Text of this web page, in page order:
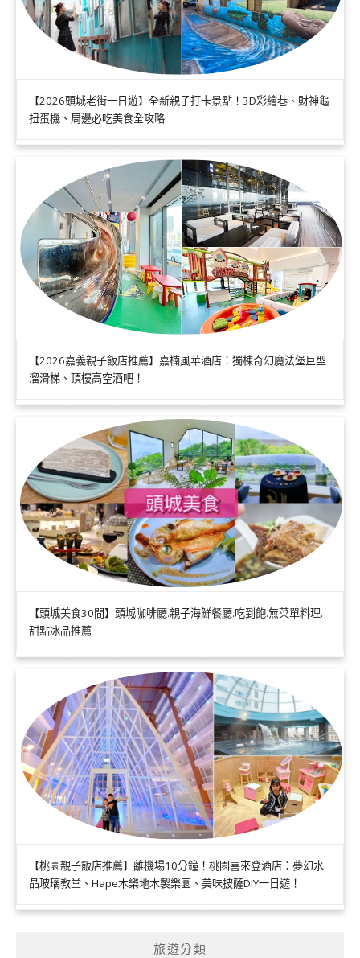
【2026頭城老街一日遊】全新親子打卡景點！3D彩繪巷、財神龜
扭蛋機、周邊必吃美食全攻略
【2026嘉義親子飯店推薦】嘉楠風華酒店：獨棟奇幻魔法堡巨型
溜滑梯、頂樓高空酒吧！
【頭城美食30間】頭城咖啡廳.親子海鮮餐廳.吃到飽.無菜單料理.
甜點冰品推薦
【桃園親子飯店推薦】離機場10分鐘！桃園喜來登酒店：夢幻水
晶玻璃教堂、Hape木樂地木製樂園、美味披薩DIY一日遊！
旅遊分類